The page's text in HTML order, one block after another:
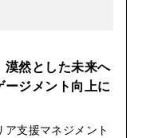
漠然とした未来へ
ージメント向上に
支援マネジメント